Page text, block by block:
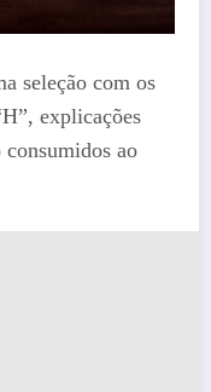
seleção com os
explicações
consumidos ao